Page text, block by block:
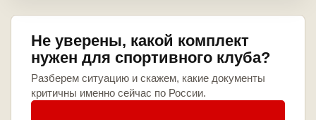
Не уверены, какой комплект
нужен для спортивного клуба?
Разберем ситуацию и скажем, какие документы
критичны именно сейчас по России.